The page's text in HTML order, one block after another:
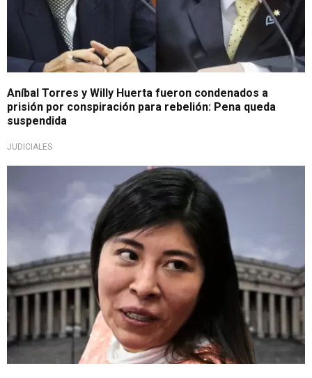
Aníbal Torres y Willy Huerta fueron condenados a
prisión por conspiración para rebelión: Pena queda
suspendida
JUDICIALES